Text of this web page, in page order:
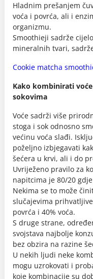
Hladnim prešanjem
voća i povrća, ali i
organizmu.
Smoothieji sadrže
mineralnih tvari,
Cookie matcha
Kako kombinirati
sokovima
Voće sadrži više
stoga i sok odnosno
većinu voća slađi.
poželjno izbjegavati
šećera u krvi, ali i do
Uvriježeno pravilo za
napitcima je 80/20
Nekima se to može
slučajevima
povrća i 40% voća.
S druge strane,
svojstava najbolje
bez obzira na razine
U nekih ljudi neke
mogu uzrokovati i
koje kombinacije su